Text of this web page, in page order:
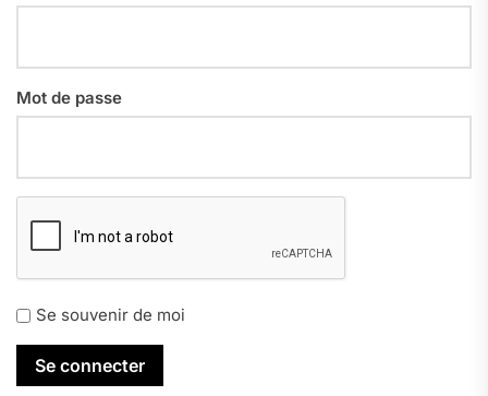
Mot de passe
Se souvenir de moi